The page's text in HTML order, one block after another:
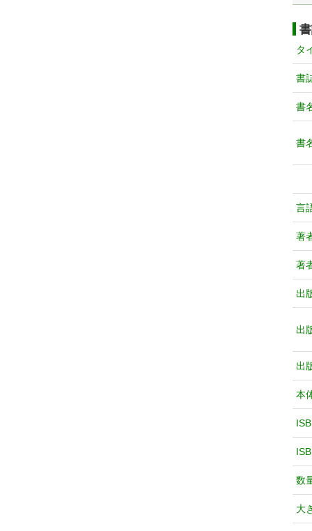
タ
書
書
書
言
著
著
出
出
出
本
数
大